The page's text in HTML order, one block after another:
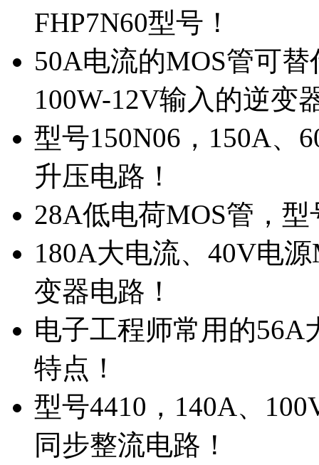
FHP7N60型号！
50A电流的MOS管可
100W-12V输入的逆变
型号150N06，150A、
升压电路！
28A低电荷MOS管，
180A大电流、40V电
变器电路！
电子工程师常用的56A
特点！
型号4410，140A、
同步整流电路！